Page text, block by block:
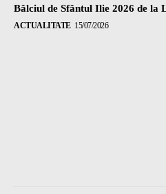
Bâlciul de Sfântul Ilie 2026 de la
ACTUALITATE 15/07/2026